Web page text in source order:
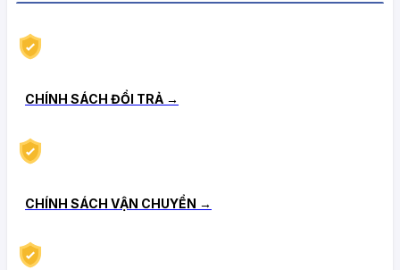
CHÍNH SÁCH ĐỔI TRẢ →
CHÍNH SÁCH VẬN CHUYỂN →